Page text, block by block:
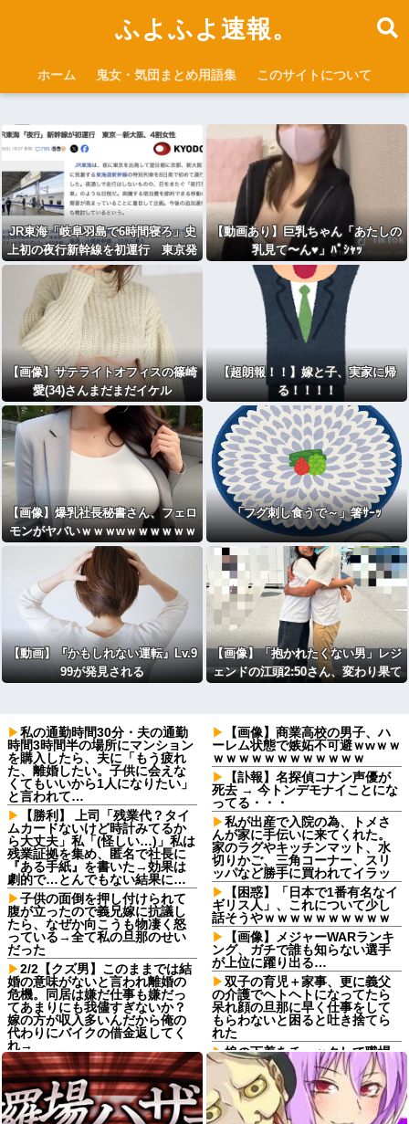
ふよふよ速報。
ホーム 鬼女・気団まとめ用語集 このサイトについて
JR東海「岐阜羽島で6時間寝ろ」史
上初の夜行新幹線を初運行 東京発
22時新大阪着翌7時
【動画あり】巨乳ちゃん「あたしの
乳見て〜ん♥」ﾊﾟｼｬｯ
【画像】サテライトオフィスの篠崎
愛(34)さんまだまだイケル
【超朗報！！】嫁と子、実家に帰
る！！！！
【画像】爆乳社長秘書さん、フェロ
モンがヤバいｗｗｗwｗｗｗｗｗｗ
ｗｗ
「フグ刺し食うで～」箸ｻｰｯ
【動画】『かもしれない運転』Lv.9
99が発見される
【画像】「抱かれたくない男」レジ
ェンドの江頭2:50さん、変わり果て
私の通勤時間30分・夫の通勤
時間3時間半の場所にマンション
を購入したら、夫に「もう疲れ
た、離婚したい。子供に会えな
くてもいいから1人になりたい」
と言われて…
【勝利】 上司「残業代？タイ
ムカードないけど時計みてるか
ら大丈夫」私「(怪しい…)」私は
残業証拠を集め、匿名で社長に
『ある手紙』を書いた→効果は
劇的で…とんでもない結果に…
子供の面倒を押し付けられて
腹が立ったので義兄嫁に抗議し
たら、なぜか向こうも物凄く怒
っている→全て私の旦那のせい
だった
2/2【クズ男】このままでは結
婚の意味がないと言われ離婚の
危機。同居は嫌だ仕事も嫌だっ
てあまりにも我儘すぎないか？
嫁の方が収入多いんだから俺の
代わりにバイクの借金返してく
れ→
彼女と紫陽花見に行ったらス
ニーカーを履いてきてた。普通
かわいいぺたんこ靴とかじゃな
いの？コーヒーや手作り菓子も
持ってこないしさぁ…
【画像】商業高校の男子、ハ
ーレム状態で嫉妬不可避ｗwｗｗ
ｗｗｗｗｗｗｗｗｗｗｗｗ
【訃報】名探偵コナン声優が
死去 → 今トンデモナイことにな
ってる・・・
私が出産で入院の為、トメさ
んが家に手伝いに来てくれた。
家のラグやキッチンマット、水
切りかご、三角コーナー、スリ
ッパなど勝手に買われてイラッ
【困惑】「日本で1番有名なイ
ギリス人」、これについて少し
話そうやｗｗｗｗｗｗｗｗｗｗ
【画像】メジャーWARランキ
ング、ガチで誰も知らない選手
が上位に躍り出る…
双子の育児＋家事、更に義父
の介護でヘトヘトになってたら
呆れ顔の旦那に早く仕事をして
もらわないと困ると吐き捨てら
れた
娘の下着をチェックして職場
に暴露する狂気の母親！娘の彼
氏を呪い「洗濯物のパンツ見て
性生活を察して泣きたい」と周
囲に暴露していて気持ち悪すぎ
た